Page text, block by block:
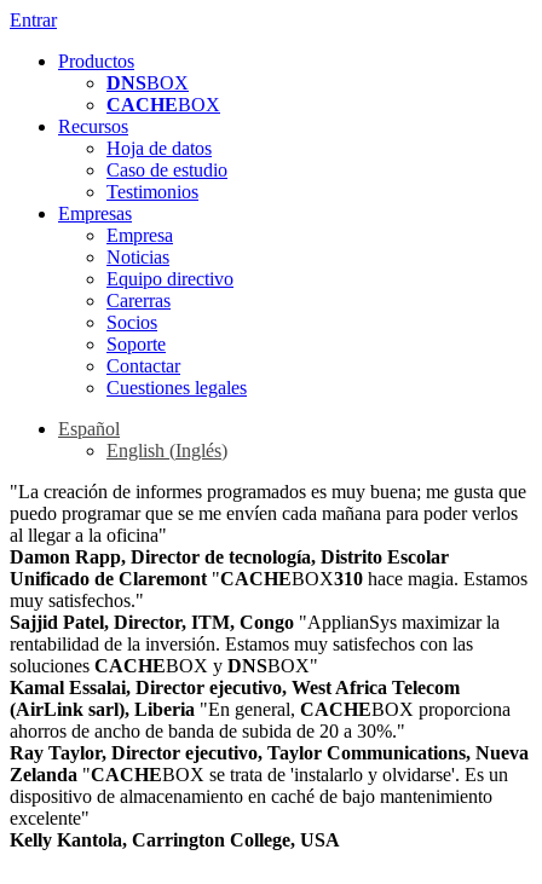
Entrar
Productos
DNSBOX
CACHEBOX
Recursos
Hoja de datos
Caso de estudio
Testimonios
Empresas
Empresa
Noticias
Equipo directivo
Carerras
Socios
Soporte
Contactar
Cuestiones legales
Español
English (Inglés)
"La creación de informes programados es muy buena; me gusta que
puedo programar que se me envíen cada mañana para poder verlos
al llegar a la oficina"
Damon Rapp, Director de tecnología, Distrito Escolar
Unificado de Claremont "CACHEBOX310 hace magia. Estamos
muy satisfechos."
Sajjid Patel, Director, ITM, Congo "ApplianSys maximizar la
rentabilidad de la inversión. Estamos muy satisfechos con las
soluciones CACHEBOX y DNSBOX"
Kamal Essalai, Director ejecutivo, West Africa Telecom
(AirLink sarl), Liberia "En general, CACHEBOX proporciona
ahorros de ancho de banda de subida de 20 a 30%."
Ray Taylor, Director ejecutivo, Taylor Communications, Nueva
Zelanda "CACHEBOX se trata de 'instalarlo y olvidarse'. Es un
dispositivo de almacenamiento en caché de bajo mantenimiento
excelente"
Kelly Kantola, Carrington College, USA